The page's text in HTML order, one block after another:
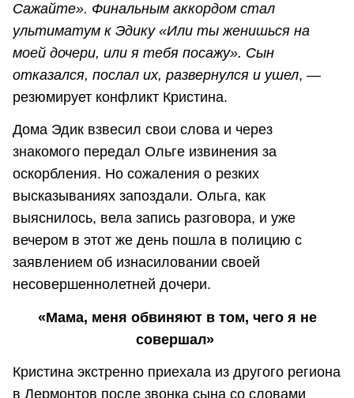
Сажайте». Финальным аккордом стал
ультиматум к Эдику «Или ты женишься на
моей дочери, или я тебя посажу». Сын
отказался, послал их, развернулся и ушел, —
резюмирует конфликт Кристина.
Дома Эдик взвесил свои слова и через
знакомого передал Ольге извинения за
оскорбления. Но сожаления о резких
высказываниях запоздали. Ольга, как
выяснилось, вела запись разговора, и уже
вечером в этот же день пошла в полицию с
заявлением об изнасиловании своей
несовершеннолетней дочери.
«Мама, меня обвиняют в том, чего я не
совершал»
Кристина экстренно приехала из другого региона
в Лермонтов после звонка сына со словами